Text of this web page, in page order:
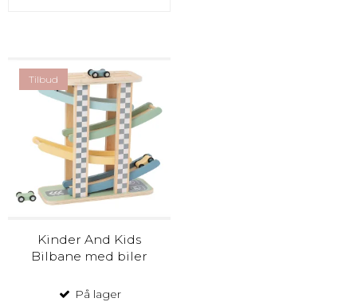
Tilbud
Kinder And Kids
Bilbane med biler
På lager